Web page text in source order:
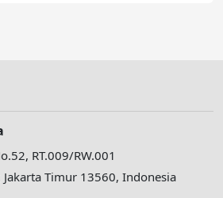
RT.009/RW.001
Jakarta Timur 13560, Indonesia